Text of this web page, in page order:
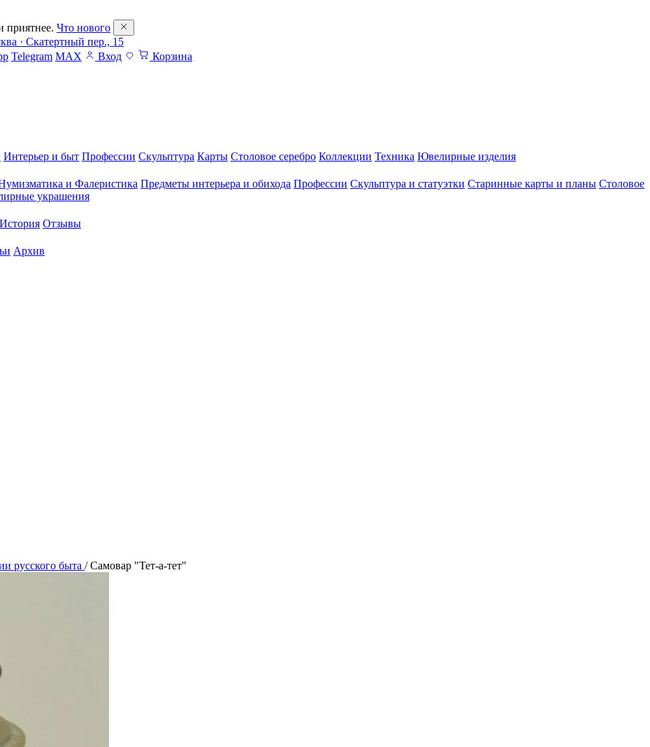
приятнее. Что нового
· Скатертный пер., 15
Telegram MAX Вход Корзина
Интерьер и быт Профессии Скульптура Карты Столовое серебро Коллекции Техника Ювелирные изделия
и Фалеристика Предметы интерьера и обихода Профессии Скульптура и статуэтки Старинные карты и планы Столовое
украшения
История Отзывы
Архив
русского быта / Самовар "Тет-а-тет"